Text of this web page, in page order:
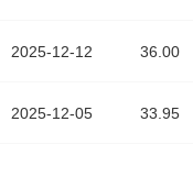
2025-12-12
2025-12-05
36.00
33.95